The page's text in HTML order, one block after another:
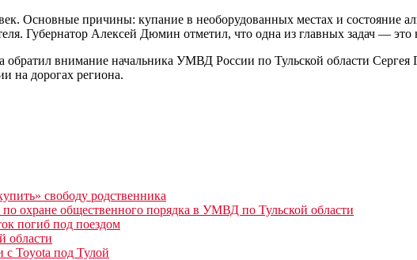
Основные причины: купание в необорудованных местах и состояние
Губернатор Алексей Дюмин отметил, что одна из главных задач —
обратил внимание начальника УМВД России по Тульской области
на дорогах региона.
свободу родственника
охране общественного порядка в УМВД по Тульской области
погиб под поездом
области
с Toyota под Тулой